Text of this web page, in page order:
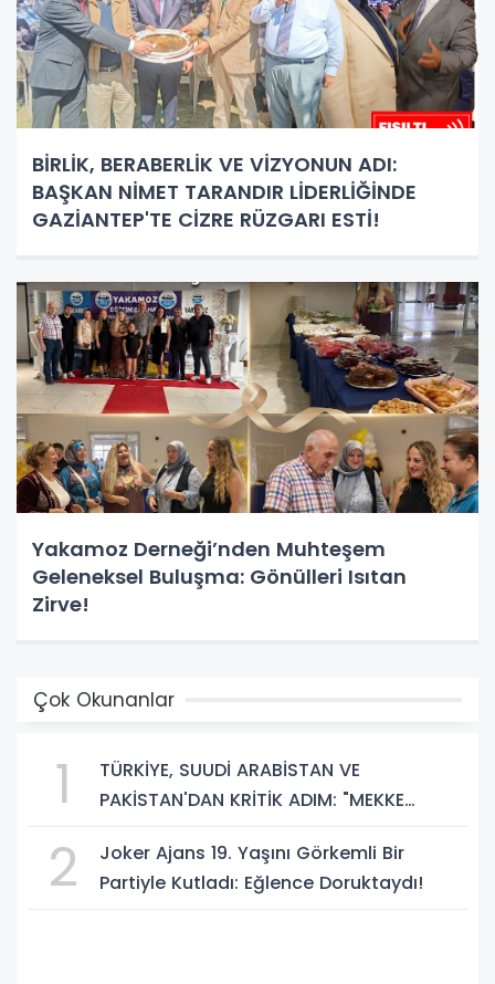
BİRLİK, BERABERLİK VE VİZYONUN ADI:
BAŞKAN NİMET TARANDIR LİDERLİĞİNDE
GAZİANTEP'TE CİZRE RÜZGARI ESTİ!
Yakamoz Derneği’nden Muhteşem
Geleneksel Buluşma: Gönülleri Isıtan
Zirve!
Çok Okunanlar
1
TÜRKİYE, SUUDİ ARABİSTAN VE
PAKİSTAN'DAN KRİTİK ADIM: "MEKKE
2
Joker Ajans 19. Yaşını Görkemli Bir
Partiyle Kutladı: Eğlence Doruktaydı!